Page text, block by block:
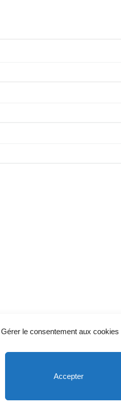
Gérer le consentement aux cookies
Accepter
Algérie